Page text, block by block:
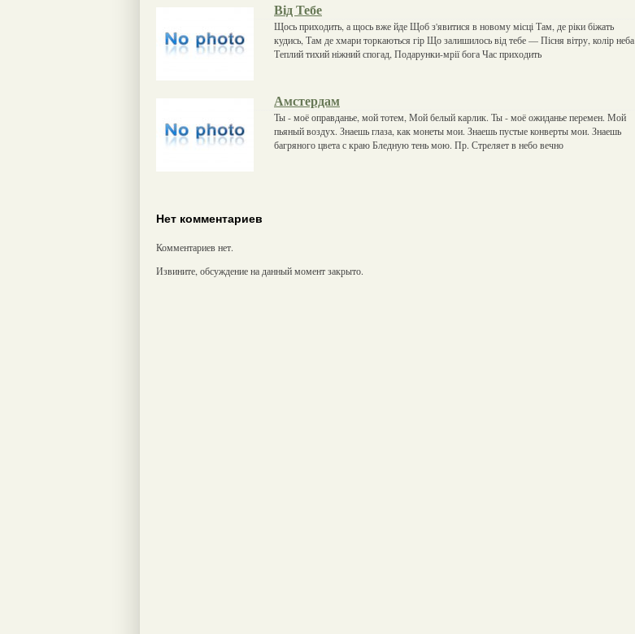
Від Тебе
Щось приходить, а щось вже йде Щоб з'явитися в новому місці Там, де ріки біжать
кудись, Там де хмари торкаються гір Що залишилось від тебе — Пісня вітру, колір неба
Теплий тихий ніжний спогад, Подарунки-мрії бога Час приходить
Амстердам
Ты - моё оправданье, мой тотем, Мой белый карлик. Ты - моё ожиданье перемен. Мой
пьяный воздух. Знаешь глаза, как монеты мои. Знаешь пустые конверты мои. Знаешь
багряного цвета с краю Бледную тень мою. Пр. Стреляет в небо вечно
Нет комментариев
Комментариев нет.
Извините, обсуждение на данный момент закрыто.